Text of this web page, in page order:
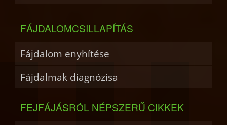
FÁJDALOMCSILLAPÍTÁS
Fájdalom enyhítése
Fájdalmak diagnózisa
FEJFÁJÁSRÓL NÉPSZERŰ CIKKEK